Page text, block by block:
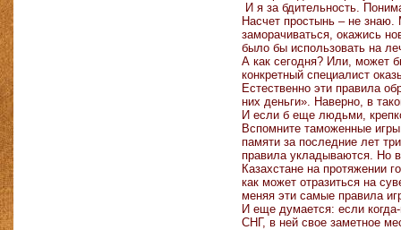
И я за бдительность.
Насчет простынь – не
заморачиваться, окажись
было бы использовать на
А как сегодня? Или, может
конкретный специалист
Естественно эти правила
них деньги». Наверно, в
И если б еще людьми,
Вспомните таможенные
памяти за последние лет
правила укладываются. Но
Казахстане на протяжении
как может отразиться на
меняя эти самые правила
И еще думается: если
СНГ, в ней свое заметное